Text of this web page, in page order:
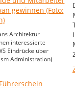
Architektur
interessierte
Eindrücke über
Administration)